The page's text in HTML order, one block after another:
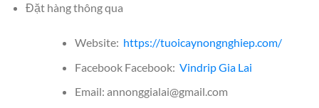
Đặt hàng thông qua
Website: https://tuoicaynongnghiep.com/
Facebook Facebook: Vindrip Gia Lai
Email: annonggialai@gmail.com